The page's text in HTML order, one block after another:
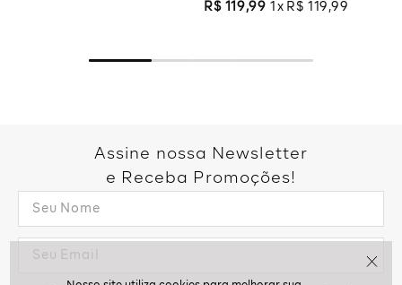
R$ 119,99 1 R$ 119 ,99
Assine nossa Newsletter
e Receba Promoções!